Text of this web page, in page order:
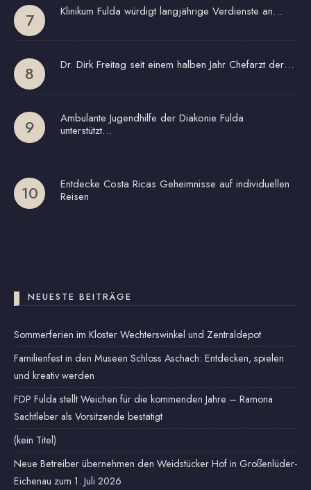
Klinikum Fulda würdigt langjährige Verdienste an…
Dr. Dirk Freitag seit einem halben Jahr Chefarzt der…
Ambulante Jugendhilfe der Diakonie Fulda
unterstützt…
Entdecke Costa Ricas Geheimnisse auf individuellen
Reisen
NEUESTE BEITRÄGE
Sommerferien im Kloster Wechterswinkel und Zentraldepot
Familienfest in den Museen Schloss Aschach: Entdecken, spielen
und kreativ werden
FDP Fulda stellt Weichen für die kommenden Jahre – Ramona
Sachtleber als Vorsitzende bestätigt
(kein Titel)
Neue Betreiber übernehmen den Weidstücker Hof in Großenlüder-
Eichenau zum 1. Juli 2026